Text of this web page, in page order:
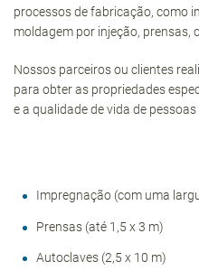
processos de fabricação, como
moldagem por injeção, prensas,
Nossos parceiros ou clientes
para obter as propriedades
e a qualidade de vida de
Impregnação (com uma
Prensas (até 1,5 x 3 m)
Autoclaves (2,5 x 10 m)